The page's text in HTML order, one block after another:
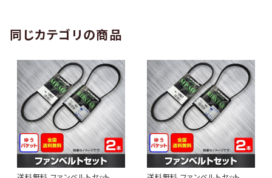
同じカテゴリの商品